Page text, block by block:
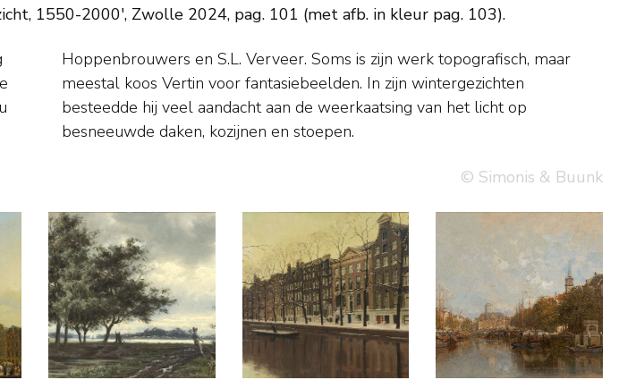
1550-2000', Zwolle 2024, pag. 101 (met afb. in kleur pag. 103).
besneeuwde daken, kozijnen en stoepen.
© Simonis & Buunk